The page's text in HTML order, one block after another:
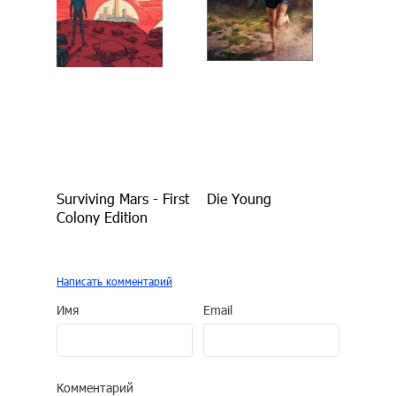
Surviving Mars - First
Colony Edition
Die Young
Написать комментарий
Имя Email
Комментарий